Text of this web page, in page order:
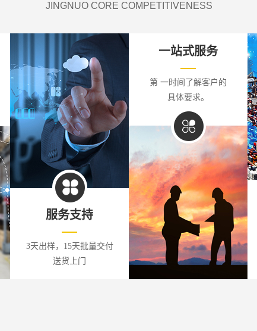
JINGNUO CORE COMPETITIVENESS
服务支持
3天出样，15天批量交付
送货上门
一站式服务
第 一时间了解客户的
具体要求。